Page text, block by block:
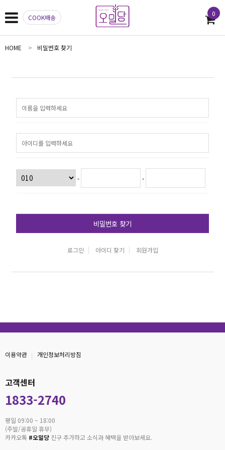
COOK배송 0
HOME 비밀번호 찾기
- -
비밀번호 찾기
로그인 아이디 찾기 회원가입
이용약관 개인정보처리방침
고객센터
1833-2740
평일 09:00 ~ 18:00
(주말/공휴일 휴무)
카카오톡 #오밀당 친구 추가하고 소식과 혜택을 받아보세요.